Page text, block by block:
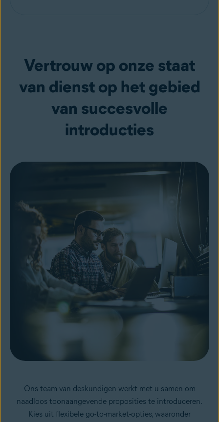
Vertrouw op onze staat
van dienst op het gebied
van succesvolle
introducties
Ons team van deskundigen werkt met u samen om
naadloos toonaangevende proposities te introduceren.
Kies uit flexibele go-to-market-opties, waaronder